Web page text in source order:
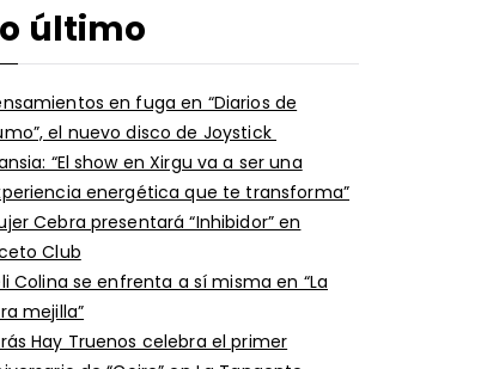
último
en fuga en “Diarios de
el nuevo disco de Joystick
“El show en Xirgu va a ser una
energética que te transforma”
Cebra presentará “Inhibidor” en
Club
Colina se enfrenta a sí misma en “La
mejilla”
Hay Truenos celebra el primer